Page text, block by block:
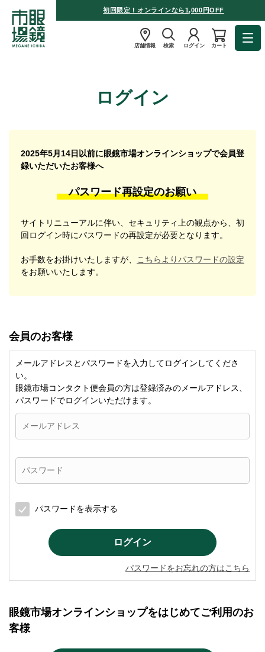
初回限定！オンラインなら1,000円OFF
店舗情報 検索 ログイン カート
ログイン
2025年5月14日以前に眼鏡市場オンラインショップで会員登
録いただいたお客様へ
パスワード再設定のお願い
サイトリニューアルに伴い、セキュリティ上の観点から、初
回ログイン時にパスワードの再設定が必要となります。
お手数をお掛けいたしますが、
こちらよりパスワードの設定
をお願いいたします。
会員のお客様
メールアドレスとパスワードを入力してログインしてくださ
い。
眼鏡市場コンタクト便会員の方は登録済みのメールアドレス、
パスワードでログインいただけます。
パスワードを表示する
パスワードをお忘れの方はこちら
眼鏡市場オンラインショップをはじめてご利用のお
客様